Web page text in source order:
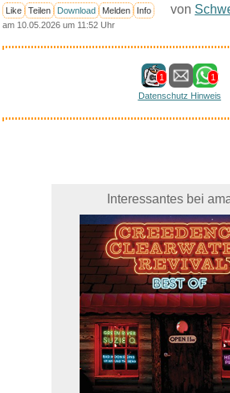
Like Teilen Download Melden Info von
am 10.05.2026 um 11:52 Uhr
1
1
Datenschutz Hinweis
Interessantes bei